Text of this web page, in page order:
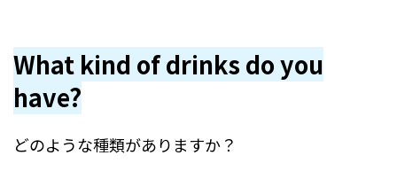
What kind of drinks do you
have?
どのような種類がありますか？